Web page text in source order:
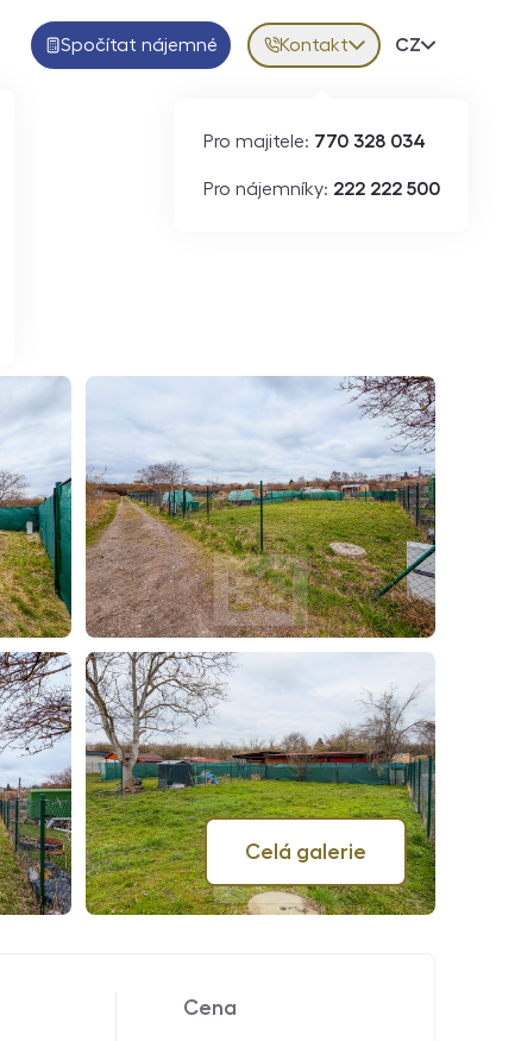
Spočítat nájemné Kontakt
Pro majitele: 770 328 034
Pro nájemníky: 222 222 500
Volba
CZ
Celá galerie
Cena